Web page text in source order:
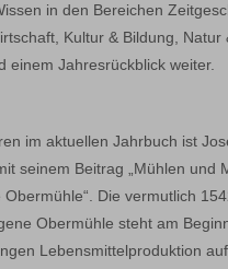
in den Bereichen
Kultur & Bildung, Natur
einem Jahresrückblick weiter.
im aktuellen Jahrbuch ist
seinem Beitrag „Mühlen und
Obermühle“. Die vermutlich
Obermühle steht am
Lebensmittelproduktion auf